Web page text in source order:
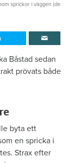
sprickor i väggen (de
Båstad sedan
prövats både
byta ett
en spricka i
Strax efter